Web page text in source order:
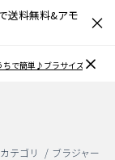
送料無料&アモ
×
カテゴリ ブラジャー